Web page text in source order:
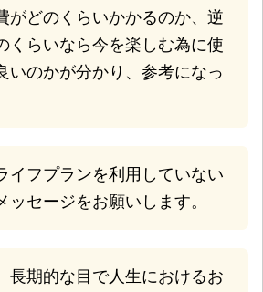
がどのくらいかかるのか、逆
くらいなら今を楽しむ為に使
いのかが分かり、参考になっ
イフプランを利用していない
ッセージをお願いします。
長期的な目で人生におけるお